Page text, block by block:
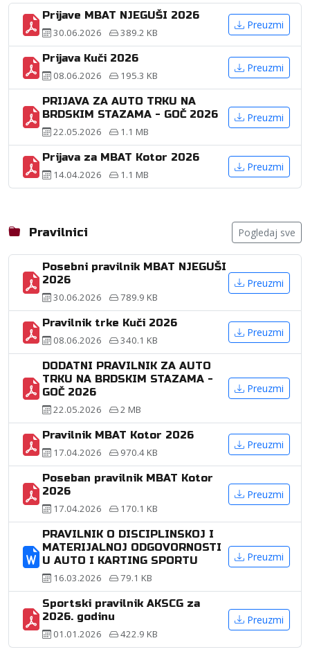
Prijave MBAT NJEGUŠI 2026
30.06.2026
389.2 KB
Preuzmi
Prijava Kuči 2026
08.06.2026
195.3 KB
Preuzmi
PRIJAVA ZA AUTO TRKU NA
BRDSKIM STAZAMA - GOČ 2026
22.05.2026
1.1 MB
Preuzmi
Prijava za MBAT Kotor 2026
14.04.2026
1.1 MB
Preuzmi
Pravilnici Pogledaj sve
Posebni pravilnik MBAT NJEGUŠI
2026
30.06.2026
789.9 KB
Preuzmi
Pravilnik trke Kuči 2026
08.06.2026
340.1 KB
Preuzmi
DODATNI PRAVILNIK ZA AUTO
TRKU NA BRDSKIM STAZAMA -
GOČ 2026
22.05.2026
2 MB
Preuzmi
Pravilnik MBAT Kotor 2026
17.04.2026
970.4 KB
Preuzmi
Poseban pravilnik MBAT Kotor
2026
17.04.2026
170.1 KB
Preuzmi
PRAVILNIK O DISCIPLINSKOJ I
MATERIJALNOJ ODGOVORNOSTI
U AUTO I KARTING SPORTU
16.03.2026
79.1 KB
Preuzmi
Sportski pravilnik AKSCG za
2026. godinu
01.01.2026
422.9 KB
Preuzmi